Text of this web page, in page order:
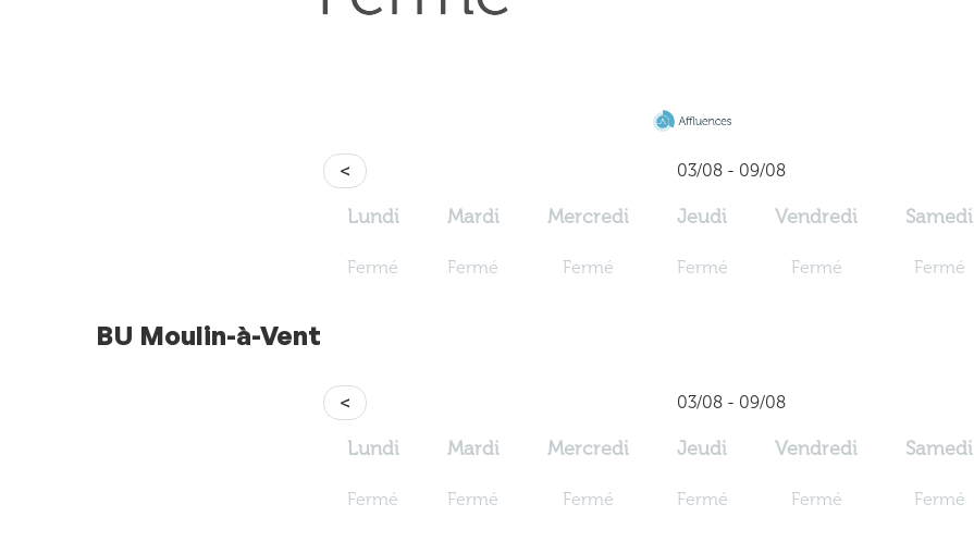
< 03/08 - 09/08
Lundi
Fermé
Mardi
Fermé
Mercredi
Fermé
Jeudi
Fermé
Vendredi
Fermé
Samedi
Fermé
BU Moulin-à-Vent
< 03/08 - 09/08
Lundi
Fermé
Mardi
Fermé
Mercredi
Fermé
Jeudi
Fermé
Vendredi
Fermé
Samedi
Fermé